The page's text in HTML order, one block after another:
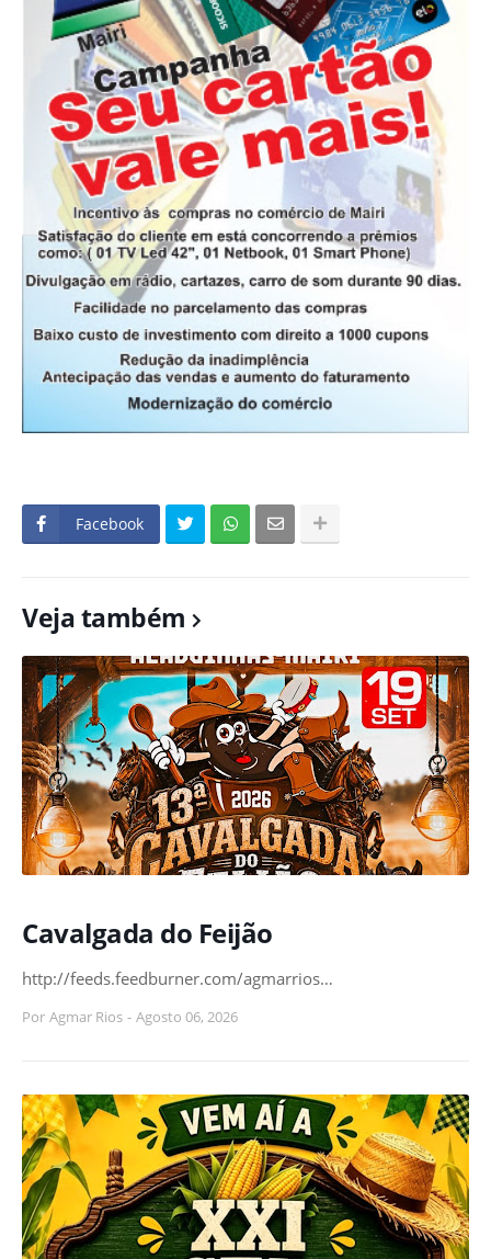
Facebook
Veja também
Cavalgada do Feijão
http://feeds.feedburner.com/agmarrios…
Por Agmar Rios - Agosto 06, 2026